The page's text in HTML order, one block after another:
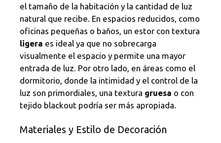
el tamaño de la habitación y la cantidad de luz
natural que recibe. En espacios reducidos, como
oficinas pequeñas o baños, un estor con textura
ligera es ideal ya que no sobrecarga
visualmente el espacio y permite una mayor
entrada de luz. Por otro lado, en áreas como el
dormitorio, donde la intimidad y el control de la
luz son primordiales, una textura gruesa o con
tejido blackout podría ser más apropiada.
Materiales y Estilo de Decoración